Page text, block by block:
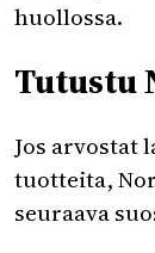
huollossa.
Tutustu
Jos arvostat
tuotteita,
seuraava